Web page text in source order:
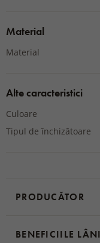
Material
Material
Alte caracteristici
Culoare
Tipul de închizătoare
PRODUCĂTOR
BENEFICIILE